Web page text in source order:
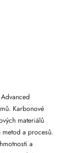
Karbonové
materiálů
a procesů.
a